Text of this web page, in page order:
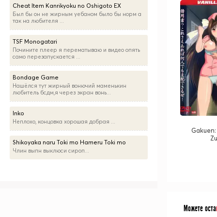
Можете оста
Cheat Item Kanrikyoku no Oshigoto EX
Был бы он не жирным уебаном было бы норм а
так на любителя ...
TSF Monogatari
Почините плеер я перематываю и видео опять
само перезапускается ...
Bondage Game
Нашёлся тут жирный вонючий маменькин
любитель бсдм,я через экран вонь...
Inko
Неплохо, концовка хорошая добрая ...
Shikoyaka naru Toki mo Hameru Toki mo
Члин выпн выклюси сироп...